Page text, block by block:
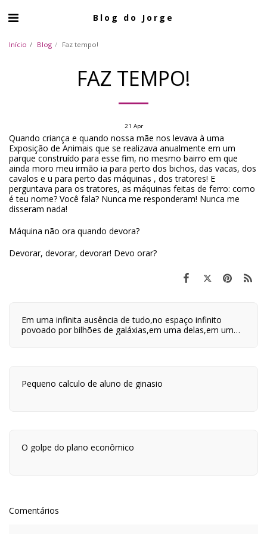
Blog do Jorge
Início Blog Faz tempo!
FAZ TEMPO!
21 Apr
Quando criança e quando nossa mãe nos levava à uma
Exposição de Animais que se realizava anualmente em um
parque construído para esse fim, no mesmo bairro em que
ainda moro meu irmão ia para perto dos bichos, das vacas, dos
cavalos e u para perto das máquinas , dos tratores! E
perguntava para os tratores, as máquinas feitas de ferro: como
é teu nome? Você fala? Nunca me responderam! Nunca me
disseram nada!
Máquina não ora quando devora?
Devorar, devorar, devorar! Devo orar?
Em uma infinita ausência de tudo,no espaço infinito
povoado por bilhões de galáxias,em uma delas,em um
Pequeno calculo de aluno de ginasio
O golpe do plano econômico
Comentários